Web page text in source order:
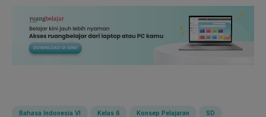
Bahasa Indonesia VI Kelas 6 Konsep Pelajaran SD